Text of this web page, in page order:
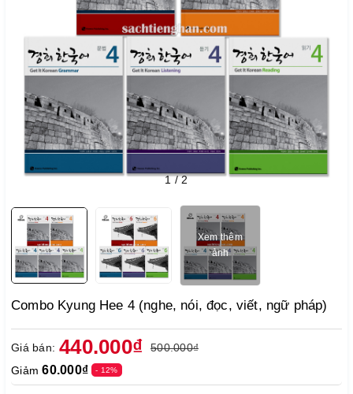
1/2
Xem thêm
ảnh
Combo Kyung Hee 4 (nghe, nói, đọc, viết, ngữ pháp)
Giá bán: 440.000₫
500.000₫
Giảm60.000₫ - 12%